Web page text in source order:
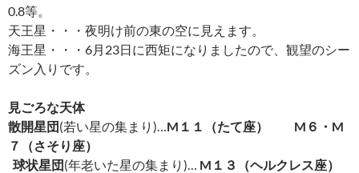
0.8等。
天王星・・・夜明け前の東の空に見えます。
海王星・・・6月23日に西矩になりましたので、観望のシー
ズン入りです。
見ごろな天体
散開星団(若い星の集まり)…M １１（たて座） M６・M
７（さそり座）
球状星団(年老いた星の集まり)… M １３（ヘルクレス座）